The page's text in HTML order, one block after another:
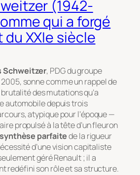
(1942-
qui a forgé
du XXIe siècle
Schweitzer, PDG du groupe
sonne comme un rappel de
des mutations qu’a
automobile depuis trois
atypique pour l’époque —
propulsé à la tête d’un fleuron
synthèse parfaitede la rigueur
d’une vision capitaliste
géré Renault ; il a
redéfini son rôle et sa structure.